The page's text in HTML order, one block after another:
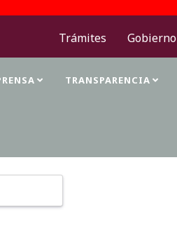
Trámites
Gobierno
TRANSPARENCIA